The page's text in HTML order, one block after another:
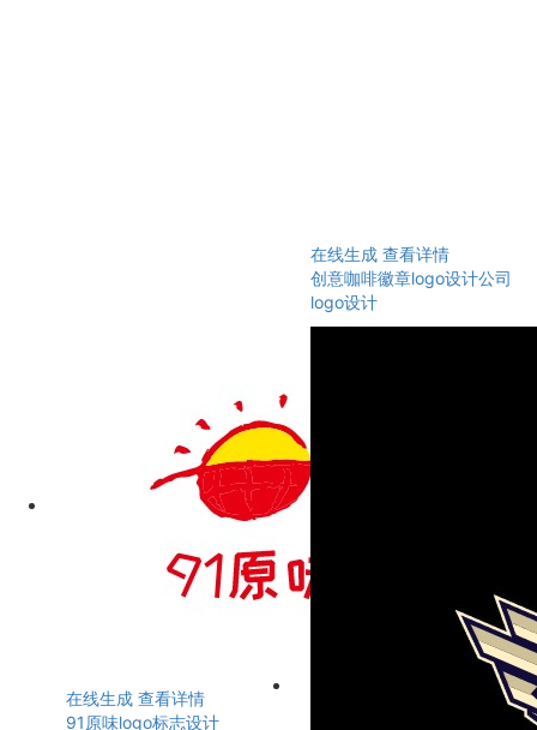
在线生成 查看详情
创意咖啡徽章logo设计公司
logo设计
在线生成 查看详情
91原味logo标志设计